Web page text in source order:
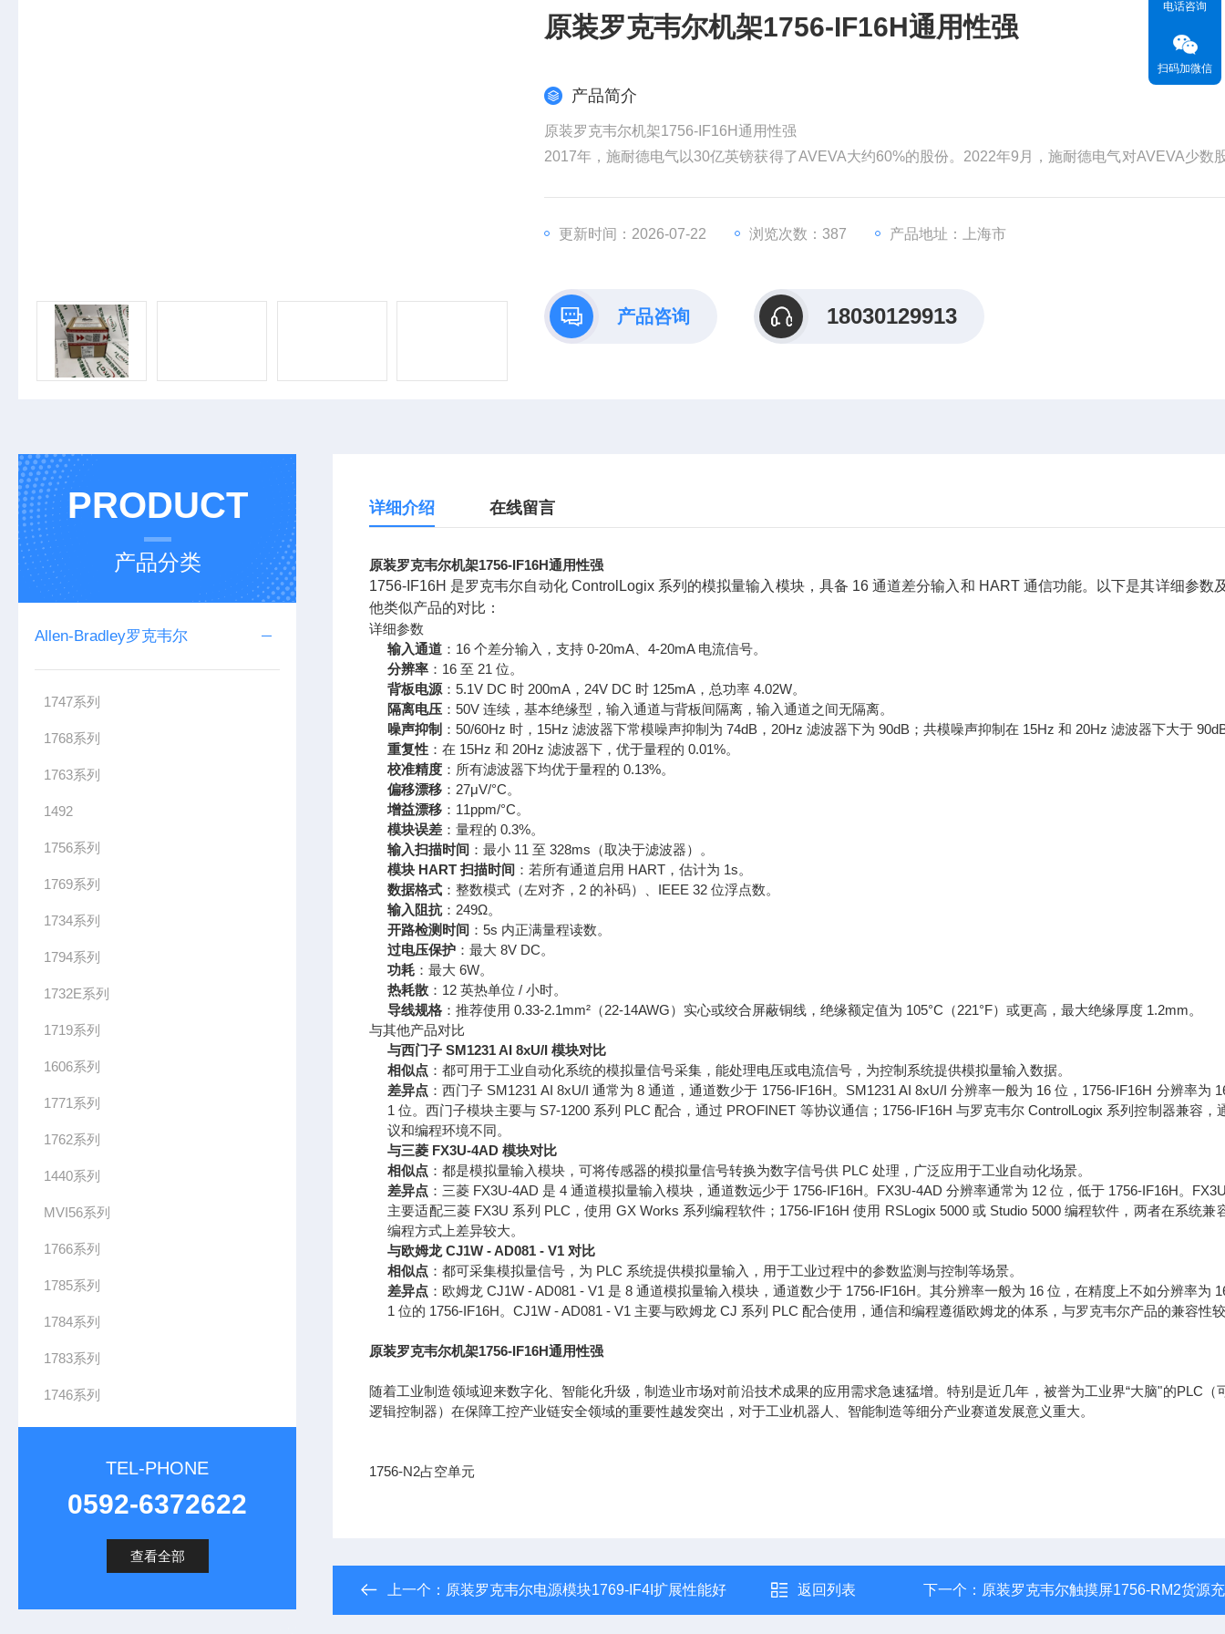
原装罗克韦尔机架1756-IF16H通用性强
产品简介
原装罗克韦尔机架1756-IF16H通用性强
2017年，施耐德电气以30亿英镑获得了AVEVA大约60%的股份。2022年9月，施耐德电气对AVEVA少数
工业部门越来越依赖数据来实现商业价值。但和其他材料一样，
更新时间：2026-07-22 浏览次数：387 产品地址：上海市
产品咨询 18030129913
PRODUCT
产品分类
Allen-Bradley罗克韦尔
1747系列
1768系列
1763系列
1492
1756系列
1769系列
1734系列
1794系列
1732E系列
1719系列
1606系列
1771系列
1762系列
1440系列
MVI56系列
1766系列
1785系列
1784系列
1783系列
1746系列
TEL-PHONE
0592-6372622
查看全部
详细介绍 在线留言
原装罗克韦尔机架1756-IF16H通用性强
1756-IF16H 是罗克韦尔自动化 ControlLogix 系列的模拟量输入模块，具备 16 通道差分输入和 HART 通信功能。以下是其详细参数
他类似产品的对比：
详细参数
输入通道 ：16 个差分输入，支持 0-20mA、4-20mA 电流信号。
分辨率 ：16 至 21 位。
背板电源 ：5.1V DC 时 200mA，24V DC 时 125mA，总功率 4.02W。
隔离电压 ：50V 连续，基本绝缘型，输入通道与背板间隔离，输入通道之间无隔离。
噪声抑制 ：50/60Hz 时，15Hz 滤波器下常模噪声抑制为 74dB，20Hz 滤波器下为 90dB；共模噪声抑制在 15Hz 和 20Hz 滤波器下大于
重复性 ：在 15Hz 和 20Hz 滤波器下，优于量程的 0.01%。
校准精度 ：所有滤波器下均优于量程的 0.13%。
偏移漂移 ：27μV/°C。
增益漂移 ：11ppm/°C。
模块误差 ：量程的 0.3%。
输入扫描时间 ：最小 11 至 328ms（取决于滤波器）。
模块 HART 扫描时间 ：若所有通道启用 HART，估计为 1s。
数据格式 ：整数模式（左对齐，2 的补码）、IEEE 32 位浮点数。
输入阻抗：249Ω。
开路检测时间 ：5s 内正满量程读数。
过电压保护 ：最大 8V DC。
功耗 ：最大 6W。
热耗散 ：12 英热单位 / 小时。
导线规格 ：推荐使用 0.33-2.1mm²（22-14AWG）实心或绞合屏蔽铜线，绝缘额定值为 105°C（221°F）或更高，最大绝缘厚度 1.2mm。
与其他产品对比
与西门子 SM1231 AI 8xU/I 模块对比
相似点 ：都可用于工业自动化系统的模拟量信号采集，能处理电压或电流信号，为控制系统提供模拟量输入数据。
差异点 ：西门子 SM1231 AI 8xU/I 通常为 8 通道，通道数少于 1756-IF16H。SM1231 AI 8xU/I 分辨率一般为 16 位，1756-IF16H 分辨率为
1 位。西门子模块主要与 S7-1200 系列 PLC 配合，通过 PROFINET 等协议通信；1756-IF16H 与罗克韦尔 ControlLogix 系列控制器兼容，
议和编程环境不同。
与三菱 FX3U-4AD 模块对比
相似点 ：都是模拟量输入模块，可将传感器的模拟量信号转换为数字信号供 PLC 处理，广泛应用于工业自动化场景。
差异点 ：三菱 FX3U-4AD 是 4 通道模拟量输入模块，通道数远少于 1756-IF16H。FX3U-4AD 分辨率通常为 12 位，低于 1756-IF16H。
主要适配三菱 FX3U 系列 PLC，使用 GX Works 系列编程软件；1756-IF16H 使用 RSLogix 5000 或 Studio 5000 编程软件，两者在系统兼
编程方式上差异较大。
与欧姆龙 CJ1W - AD081 - V1 对比
相似点 ：都可采集模拟量信号，为 PLC 系统提供模拟量输入，用于工业过程中的参数监测与控制等场景。
差异点 ：欧姆龙 CJ1W - AD081 - V1 是 8 通道模拟量输入模块，通道数少于 1756-IF16H。其分辨率一般为 16 位，在精度上不如分辨率为
1 位的 1756-IF16H。CJ1W - AD081 - V1 主要与欧姆龙 CJ 系列 PLC 配合使用，通信和编程遵循欧姆龙的体系，与罗克韦尔产品的兼容性
原装罗克韦尔机架1756-IF16H通用性强
随着工业制造领域迎来数字化、智能化升级，制造业市场对前沿技术成果的应用需求急速猛增。特别是近几年，被誉为工业界“大脑"的PLC（
逻辑控制器）在保障工控产业链安全领域的重要性越发突出，对于工业机器人、智能制造等细分产业赛道发展意义重大。
1756-N2占空单元
上一个： 原装罗克韦尔电源模块1769-IF4I扩展性能好 返回列表 下一个： 原装罗克韦尔触摸屏1756-RM2货源
电话咨询
扫码加微信